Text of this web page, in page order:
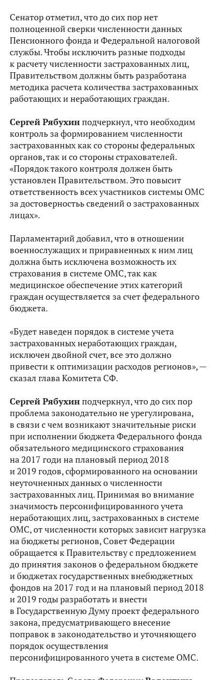
Сенатор отметил, что до сих пор нет
полноценной сверки численности данных
Пенсионного фонда и Федеральной налоговой
службы. Чтобы исключить разные подходы
к расчету численности застрахованных лиц,
Правительством должны быть разработана
методика расчета количества застрахованных
работающих и неработающих граждан.
Сергей Рябухинподчеркнул, что необходим
контроль за формированием численности
застрахованных как со стороны федеральных
органов, так и со стороны страхователей.
«Порядок такого контроля должен быть
установлен Правительством. Это повысит
ответственность всех участников системы ОМС
за достоверностьь сведений о застрахованных
лицах».
Парламентарий добавил, что в отношении
военнослужащих и приравненных к ним лиц
должна быть исключена возможность их
страхования в системе ОМС, так как
медицинское обеспечение этих категорий
граждан осуществляется за счет федерального
бюджета.
«Будет наведен порядок в системе учета
застрахованных неработающих граждан,
исключен двойной счет, все это должно
привести к оптимизации расходов регионов», —
сказал глава Комитета СФ.
Сергей Рябухинподчеркнул, что до сих пор
проблема законодательно не урегулирована,
в связи с чем возникают значительные риски
при исполнении бюджета Федерального фонда
обязательного медицинского страхования
на 2017 годи на плановый период 2018
и 2019 годов, сформированного на основании
неуточненных данных о численности
застрахованных лиц. Принимая во внимание
значимость персонифицированного учета
неработающих лиц, застрахованных в системе
ОМС, от численности которых зависит нагрузка
на бюджеты регионов, Совет Федерации
обращается к Правительству с предложением
до принятия законов о федеральном бюджете
и бюджетах государственных внебюджетных
фондов на 2017 год и на плановый период 2018
и 2019 годы разработать и внести
в Государственную Думу проект федерального
закона, предусматривающего внесение
поправок в законодательство и уточняющего
порядок осуществления
персонифицированного учета в системе ОМС.